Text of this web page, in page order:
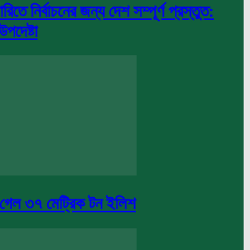
নির্বাচনের জন্য দেশ সম্পূর্ণ প্রস্তুত:
৩৭ মেট্রিক টন ইলিশ